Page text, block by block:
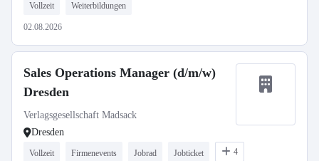
Vollzeit Weiterbildungen
02.08.2026
Sales Operations Manager (d/m/w)
Dresden
Verlagsgesellschaft Madsack
Dresden
Vollzeit Firmenevents Jobrad Jobticket 4